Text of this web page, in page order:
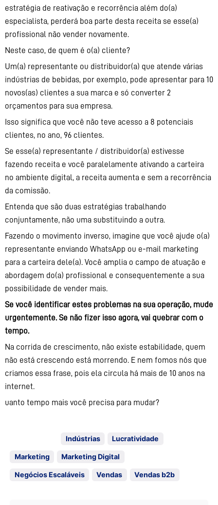
estratégia de reativação e recorrência além do(a)
especialista, perderá boa parte desta receita se esse(a)
profissional não vender novamente.
Neste caso, de quem é o(a) cliente?
Um(a) representante ou distribuidor(a) que atende várias
indústrias de bebidas, por exemplo, pode apresentar para 10
novos(as) clientes a sua marca e só converter 2
orçamentos para sua empresa.
Isso significa que você não teve acesso a 8 potenciais
clientes, no ano, 96 clientes.
Se esse(a) representante / distribuidor(a) estivesse
fazendo receita e você paralelamente ativando a carteira
no ambiente digital, a receita aumenta e sem a recorrência
da comissão.
Entenda que são duas estratégias trabalhando
conjuntamente, não uma substituindo a outra.
Fazendo o movimento inverso, imagine que você ajude o(a)
representante enviando WhatsApp ou e-mail marketing
para a carteira dele(a). Você amplia o campo de atuação e
abordagem do(a) profissional e consequentemente a sua
possibilidade de vender mais.
Se você identificar estes problemas na sua operação, mude
urgentemente. Se não fizer isso agora, vai quebrar com o
tempo.
Na corrida de crescimento, não existe estabilidade, quem
não está crescendo está morrendo. E nem fomos nós que
criamos essa frase, pois ela circula há mais de 10 anos na
internet.
uanto tempo mais você precisa para mudar?
Indústrias Lucratividade
Marketing Marketing Digital
Negócios Escaláveis Vendas Vendas b2b